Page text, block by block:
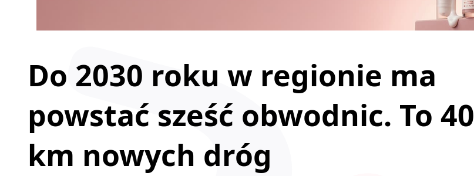
Do 2030 roku w regionie ma
powstać sześć obwodnic. To 40
km nowych dróg